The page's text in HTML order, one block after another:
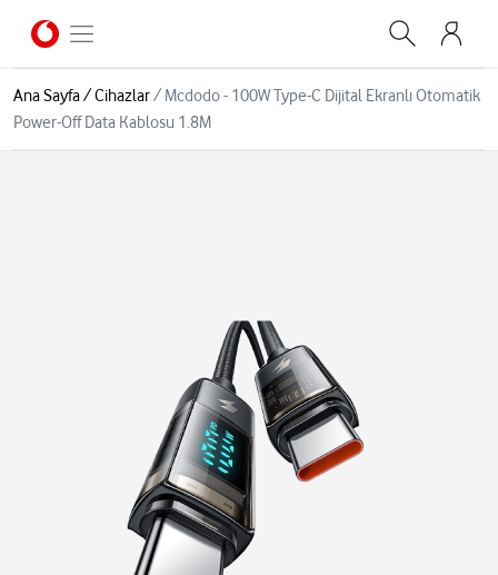
Ana Sayfa/Cihazlar/ Mcdodo - 100W Type-C Dijital Ekranlı Otomatik
Power-Off Data Kablosu 1.8M